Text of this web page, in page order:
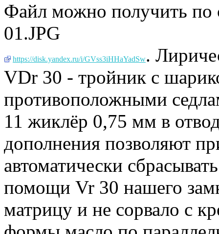
Файл можно получить по
01.JPG
https://disk.yandex.ru/i/GVss3iHHaYadSw.
VDr 30 - тройник с
противоположными
11 жиклёр 0,75 мм в
дополнения позволяют
автоматически
помощи Vr 30 нашего
матрицу и не сорвало с